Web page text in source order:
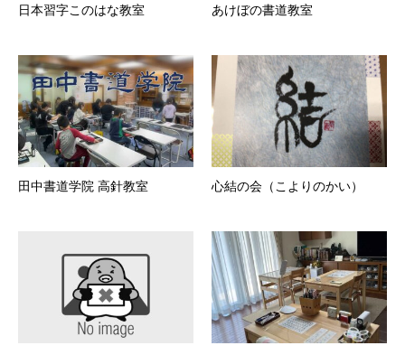
日本習字このはな教室 あけぼの書道教室
田中書道学院 高針教室 心結の会（こよりのかい）